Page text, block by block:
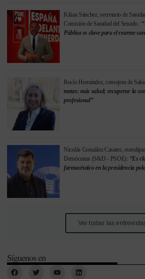
Kilian Sánchez, secretario de
Comisión de Sanidad del Senado.:
Pública es clave para el rearme
Rocío Hernández, consejera de
metas: más salud; recuperar la
profesional”
Nicolás González Casares,
Demócratas (S&D - PSOE): “Es
farmacéutico en la presidencia
Ver todas las
Síguenos en